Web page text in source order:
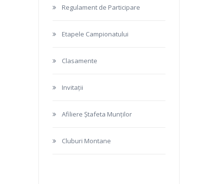
Regulament de Participare
Etapele Campionatului
Clasamente
Invitații
Afiliere Ștafeta Munților
Cluburi Montane